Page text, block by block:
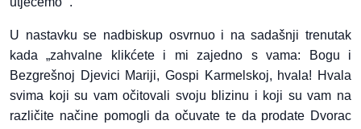
U nastavku se nadbiskup osvrnuo i na sadašnji trenutak
kada „zahvalne klikćete i mi zajedno s vama: Bogu i
Bezgrešnoj Djevici Mariji, Gospi Karmelskoj, hvala! Hvala
svima koji su vam očitovali svoju blizinu i koji su vam na
različite načine pomogli da očuvate te da prodate Dvorac